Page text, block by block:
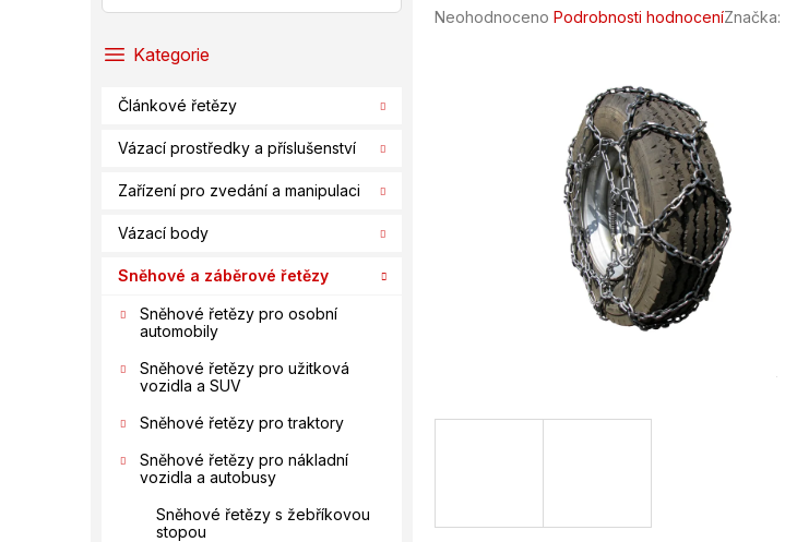
PřeskočitKategorie
Článkové řetězy
Vázací prostředky a příslušenství
Zařízení pro zvedání a manipulaci
Vázací body
Sněhové a záběrové řetězy
Sněhové řetězy pro osobní
automobily
Sněhové řetězy pro užitková
vozidla a SUV
Sněhové řetězy pro traktory
Sněhové řetězy pro nákladní
vozidla a autobusy
Sněhové řetězy s žebříkovou
stopou
Průměrné
Neohodnoceno Podrobnosti hodnoceníZnačka: